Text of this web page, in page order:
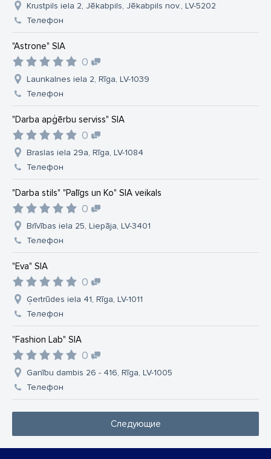
Krustpils iela 2, Jēkabpils, Jēkabpils nov., LV-5202
Телефон
"Astrone" SIA
0
Launkalnes iela 2, Rīga, LV-1039
Телефон
"Darba apģērbu serviss" SIA
0
Braslas iela 29a, Rīga, LV-1084
Телефон
"Darba stils" "Palīgs un Ko" SIA veikals
0
Brīvības iela 25, Liepāja, LV-3401
Телефон
"Eva" SIA
0
Ģertrūdes iela 41, Rīga, LV-1011
Телефон
"Fashion Lab" SIA
0
Ganību dambis 26 - 416, Rīga, LV-1005
Телефон
Следующие